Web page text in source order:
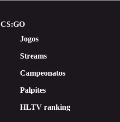
CS:GO
Jogos
Streams
Сampeonatos
Palpites
HLTV ranking